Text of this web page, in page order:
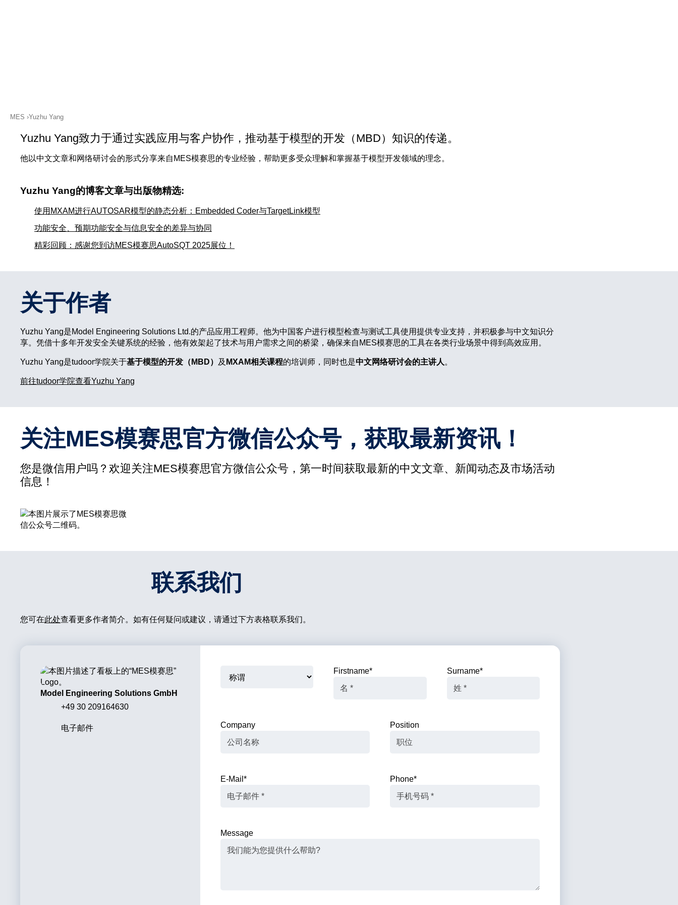
联系我们
Yuzhu Yang致力于通过实践应用与客户协作，推动基于模型的开发（MBD）知识的传递。
他以中文文章和网络研讨会的形式分享来自MES模赛思的专业经验，帮助更多受众理解和掌握基于模型开发领域的理念。
Yuzhu Yang的博客文章与出版物精选:
使用MXAM进行AUTOSAR模型的静态分析：Embedded Coder与TargetLink模型
功能安全、预期功能安全与信息安全的差异与协同
精彩回顾：感谢您到访MES模赛思AutoSQT 2025展位！
关于作者
Yuzhu Yang是Model Engineering Solutions Ltd.的产品应用工程师。他为中国客户进行模型检查与测试工具使用提供专业支持，并积极参与中文知识分
享。凭借十多年开发安全关键系统的经验，他有效架起了技术与用户需求之间的桥梁，确保来自MES模赛思的工具在各类行业场景中得到高效应用。
Yuzhu Yang是tudoor学院关于基于模型的开发（MBD） 及 MXAM相关课程的培训师，同时也是中文网络研讨会的主讲人 。
前往tudoor学院查看Yuzhu Yang
关注MES模赛思官方微信公众号，获取最新资讯！
您是微信用户吗？欢迎关注MES模赛思官方微信公众号，第一时间获取最新的中文文章、新闻动态及市场活动
信息！
联系我们
您可在此处查看更多作者简介。如有任何疑问或建议，请通过下方表格联系我们。
Model Engineering Solutions GmbH
+49 30 209164630
电子邮件
Firstname* Surname*
Company Position
E-Mail * Phone*
Message
MES Yuzhu Yang